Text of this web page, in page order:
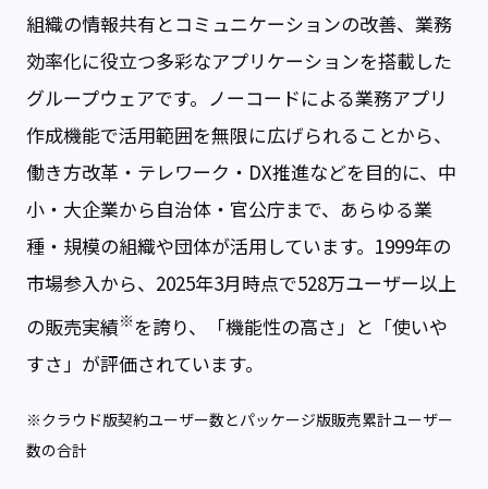
組織の情報共有とコミュニケーションの改善、業務
効率化に役立つ多彩なアプリケーションを搭載した
グループウェアです。ノーコードによる業務アプリ
作成機能で活用範囲を無限に広げられることから、
働き方改革・テレワーク・DX推進などを目的に、中
小・大企業から自治体・官公庁まで、あらゆる業
種・規模の組織や団体が活用しています。1999年の
市場参入から、2025年3月時点で528万ユーザー以上
の販売実績※を誇り、「機能性の高さ」と「使いや
すさ」が評価されています。
※クラウド版契約ユーザー数とパッケージ版販売累計ユーザー
数の合計